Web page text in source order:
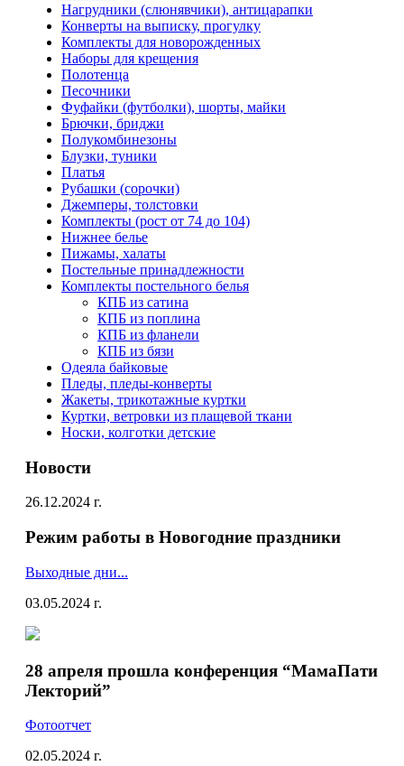
Нагрудники (слюнявчики), антицарапки
Конверты на выписку, прогулку
Комплекты для новорожденных
Наборы для крещения
Полотенца
Песочники
Фуфайки (футболки), шорты, майки
Брючки, бриджи
Полукомбинезоны
Блузки, туники
Платья
Рубашки (сорочки)
Джемперы, толстовки
Комплекты (рост от 74 до 104)
Нижнее белье
Пижамы, халаты
Постельные принадлежности
Комплекты постельного белья
КПБ из сатина
КПБ из поплина
КПБ из фланели
КПБ из бязи
Одеяла байковые
Пледы, пледы-конверты
Жакеты, трикотажные куртки
Куртки, ветровки из плащевой ткани
Носки, колготки детские
Новости
26.12.2024 г.
Режим работы в Новогодние праздники
Выходные дни...
03.05.2024 г.
28 апреля прошла конференция “МамаПати
Лекторий”
Фотоотчет
02.05.2024 г.